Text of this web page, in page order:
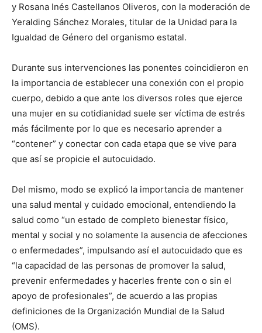
y Rosana Inés Castellanos Oliveros, con la moderación de
Yeralding Sánchez Morales, titular de la Unidad para la
Igualdad de Género del organismo estatal.
Durante sus intervenciones las ponentes coincidieron en
la importancia de establecer una conexión con el propio
cuerpo, debido a que ante los diversos roles que ejerce
una mujer en su cotidianidad suele ser víctima de estrés
más fácilmente por lo que es necesario aprender a
“contener” y conectar con cada etapa que se vive para
que así se propicie el autocuidado.
Del mismo, modo se explicó la importancia de mantener
una salud mental y cuidado emocional, entendiendo la
salud como “un estado de completo bienestar físico,
mental y social y no solamente la ausencia de afecciones
o enfermedades”, impulsando así el autocuidado que es
“la capacidad de las personas de promover la salud,
prevenir enfermedades y hacerles frente con o sin el
apoyo de profesionales”, de acuerdo a las propias
definiciones de la Organización Mundial de la Salud
(OMS).